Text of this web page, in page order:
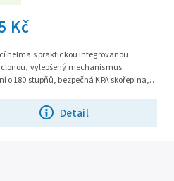
Kč
Detail
helma s praktickou integrovanou
vylepšený mechanismus
o 180 stupňů, bezpečná KPA skořepina,